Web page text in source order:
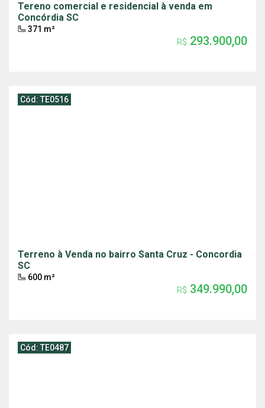
Tereno comercial e residencial à venda em
Concórdia SC
371 m²
R$ 293.900,00
Cód: TE0516
Terreno à Venda no bairro Santa Cruz - Concordia
SC
600 m²
R$ 349.990,00
Cód: TE0487